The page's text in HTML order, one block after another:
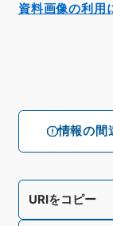
情報の間
URIをコピー
資料画像の利用